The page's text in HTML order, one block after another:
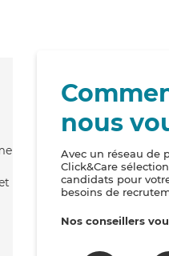
nous
Avec un réseau de
Click&Care
candidats pour
besoins de
Nos conseillers